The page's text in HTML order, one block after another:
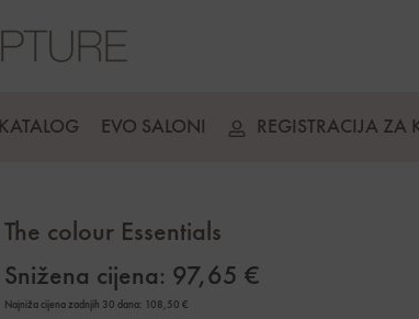
KATALOG EVO SALONI REGISTRACIJA ZA
The colour Essentials
Snižena cijena: 97,65€
Najniža cijena zadnjih 30 dana: 108,50€